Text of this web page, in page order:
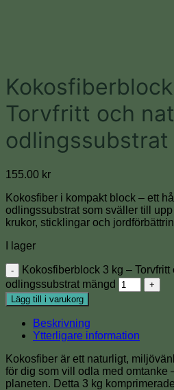
Torvfritt och
odlingssubstrat
155.00 kr
Kokosfiber i kompakt block – ett
odlingssubstrat som sväller till
krukor, sticklingar och
I lager
Kokosfiberblock 3 kg –
odlingssubstrat mängd
Lägg till i varukorg
Beskrivning
Ytterligare information
Kokosfiber är ett naturligt,
för dig som vill odla med omtanke
planeten. Detta 3 kg